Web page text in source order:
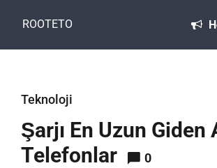
ROOTETO
Teknoloji
Şarjı En Uzun Giden
Telefonlar
0